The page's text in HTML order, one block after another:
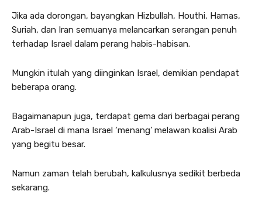
Jika ada dorongan, bayangkan Hizbullah, Houthi, Hamas,
Suriah, dan Iran semuanya melancarkan serangan penuh
terhadap Israel dalam perang habis-habisan.
Mungkin itulah yang diinginkan Israel, demikian pendapat
beberapa orang.
Bagaimanapun juga, terdapat gema dari berbagai perang
Arab-Israel di mana Israel ‘menang’ melawan koalisi Arab
yang begitu besar.
Namun zaman telah berubah, kalkulusnya sedikit berbeda
sekarang.